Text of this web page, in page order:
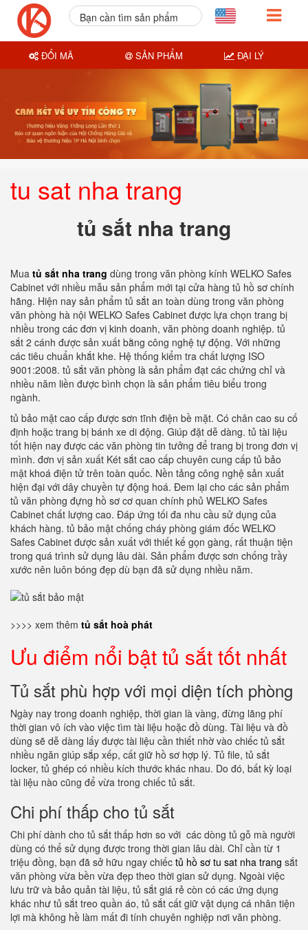
tu sat nha trang
tủ sắt nha trang
Mua tủ sắt nha trang dùng trong văn phòng kính WELKO Safes
Cabinet với nhiều mẫu sản phẩm mới tại cửa hàng tủ hồ sơ chính
hãng. Hiện nay sản phẩm tủ sắt an toàn dùng trong văn phòng
văn phòng hà nội WELKO Safes Cabinet được lựa chọn trang bị
nhiều trong các đơn vị kinh doanh, văn phòng doanh nghiệp. tủ
sắt 2 cánh được sản xuất bằng công nghệ tự động. Với những
các tiêu chuẩn khắt khe. Hệ thống kiểm tra chất lượng ISO
9001:2008. tủ sắt văn phòng là sản phẩm đạt các chứng chỉ và
nhiều năm liền được bình chọn là sản phẩm tiêu biểu trong
ngành.
tủ bảo mật cao cấp được sơn tĩnh điện bề mặt. Có chân cao su cố
định hoặc trang bị bánh xe di động. Giúp đặt dễ dàng. tủ tài liệu
tốt hiện nay được các văn phòng tin tưởng để trang bị trong đơn vị
mình. đơn vị sản xuất Két sắt cao cấp chuyên cung cấp tủ bảo
mật khoá điện tử trên toàn quốc. Nền tảng công nghệ sản xuất
hiện đại với dây chuyền tự động hoá. Đem lại cho các sản phẩm
tủ văn phòng đựng hồ sơ cơ quan chính phủ WELKO Safes
Cabinet chất lượng cao. Đáp ứng tối đa nhu cầu sử dụng của
khách hàng. tủ bảo mật chống cháy phòng giám đốc WELKO
Safes Cabinet được sản xuất với thiết kế gọn gàng, rất thuận tiện
trong quá trình sử dụng lâu dài. Sản phẩm được sơn chống trầy
xước nên luôn bóng đẹp dù bạn đã sử dụng nhiều năm.
>>>> xem thêm tủ sắt hoà phát
Ưu điểm nổi bật tủ sắt tốt nhất
Tủ sắt phù hợp với mọi diện tích phòng
Ngày nay trong doanh nghiệp, thời gian là vàng, đừng lãng phí
thời gian vô ích vào việc tìm tài liệu hoặc đồ dùng. Tài liệu và đồ
dùng sẽ dễ dàng lấy được tài liệu cần thiết nhờ vào chiếc tủ sắt
nhiều ngăn giúp sắp xếp, cất giữ hồ sơ hợp lý. Tủ file, tủ sắt
locker, tủ ghép có nhiều kích thước khác nhau. Do đó, bất kỳ loại
tài liệu nào cũng để vừa trong chiếc tủ sắt.
Chi phí thấp cho tủ sắt
Chi phí dành cho tủ sắt thấp hơn so với các dòng tủ gỗ mà người
dùng có thể sử dụng được trong thời gian lâu dài. Chỉ cần từ 1
triệu đồng, bạn đã sở hữu ngay chiếc tủ hồ sơ tu sat nha trang sắt
văn phòng vừa bền vừa đẹp theo thời gian sử dụng. Ngoài việc
lưu trữ và bảo quản tài liệu, tủ sắt giá rẻ còn có các ứng dụng
khác như tủ sắt treo quần áo, tủ sắt cất giữ vật dụng cá nhân tiện
lợi mà không hề làm mất đi tính chuyên nghiệp nơi văn phòng.
Bạn cần tìm sản phẩm
ĐỔI MÃ SẢN PHẨM ĐẠI LÝ